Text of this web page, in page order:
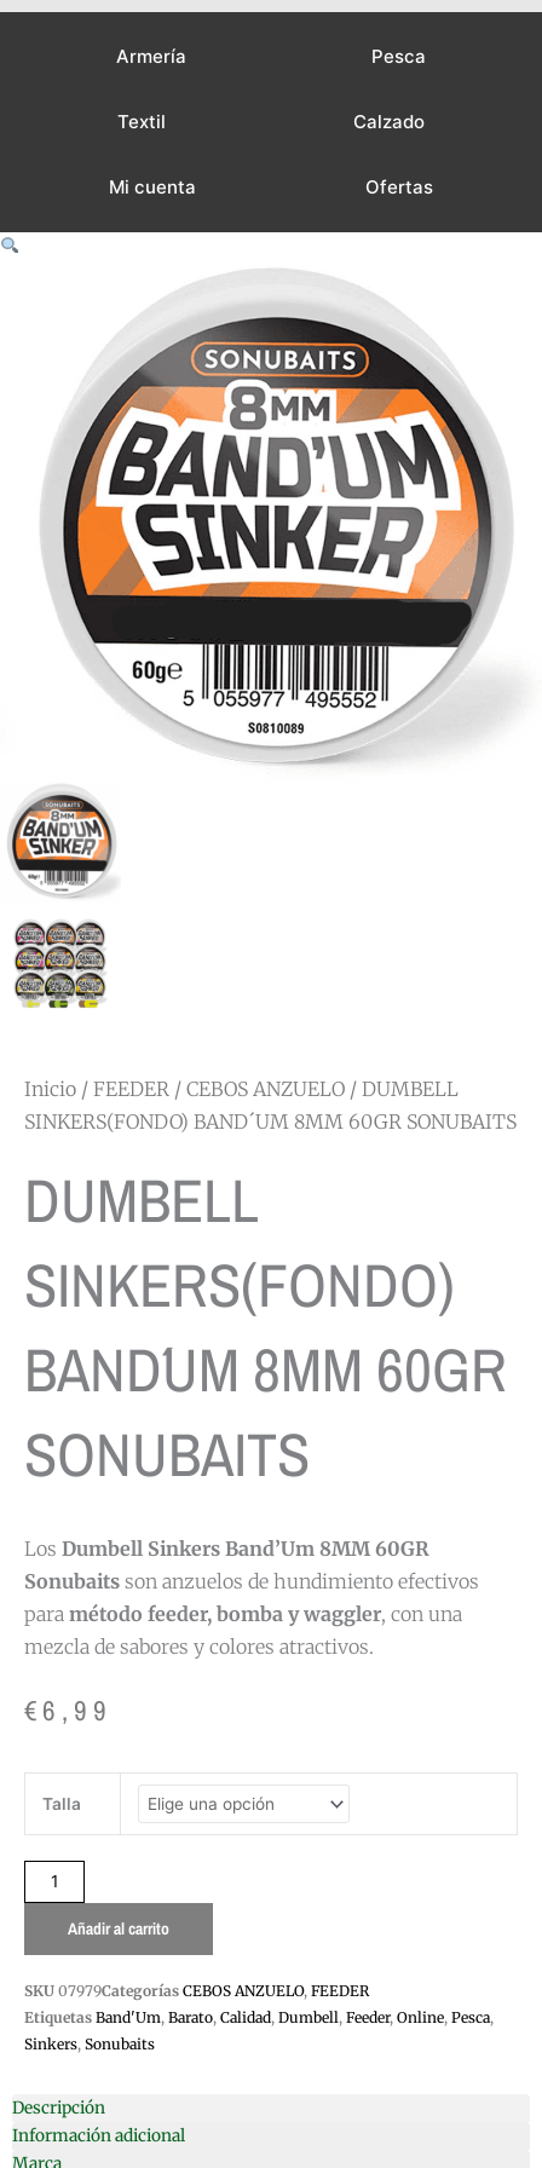
Armería Pesca
Textil Calzado
Mi cuenta Ofertas
Inicio / FEEDER / CEBOS ANZUELO / DUMBELL
SINKERS(FONDO) BAND´UM 8MM 60GR SONUBAITS
DUMBELL
SINKERS(FONDO)
BAND´UM 8MM 60GR
SONUBAITS
Los Dumbell Sinkers Band’Um 8MM 60GR
Sonubaits son anzuelos de hundimiento efectivos
para método feeder, bomba y waggler, con una
mezcla de sabores y colores atractivos.
€6,99
Talla
SINKERS(FONDO)
BAND
´UM
8MM
Añadir al carrito
SKU 07979Categorías CEBOS ANZUELO, FEEDER
Etiquetas Band'Um, Barato, Calidad, Dumbell, Feeder, Online, Pesca,
Sinkers, Sonubaits
Descripción
Información adicional
Marca